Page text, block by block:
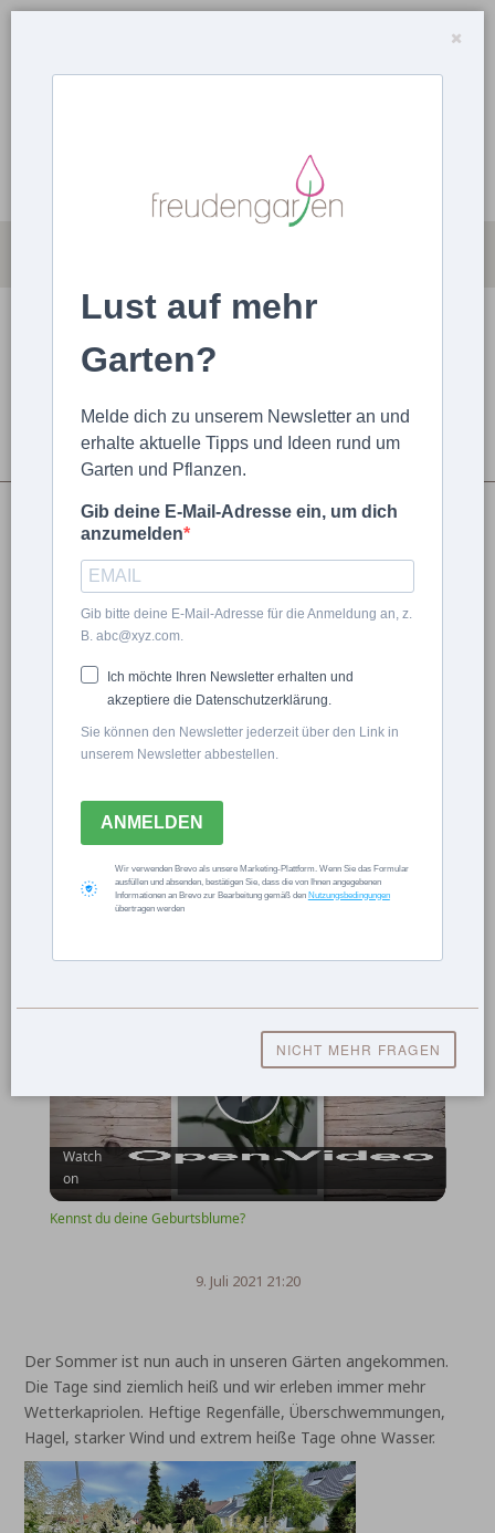
5 Arbeiten für Gärtner
im Juli
ALLGEMEIN
Play
Video
Kennst du deine Geburtsblume?
Watch
on
Kennst du deine Geburtsblume?
9. Juli 2021 21:20
Der Sommer ist nun auch in unseren Gärten angekommen.
Die Tage sind ziemlich heiß und wir erleben immer mehr
Wetterkapriolen. Heftige Regenfälle, Überschwemmungen,
Hagel, starker Wind und extrem heiße Tage ohne Wasser.
Lust auf mehr
Garten?
Melde dich zu unserem Newsletter an und
erhalte aktuelle Tipps und Ideen rund um
Garten und Pflanzen.
Gib deine E-Mail-Adresse ein, um dich
anzumelden
Gib bitte deine E-Mail-Adresse für die Anmeldung an, z.
B. abc@xyz.com.
Ich möchte Ihren Newsletter erhalten und
akzeptiere die Datenschutzerklärung.
Sie können den Newsletter jederzeit über den Link in
unserem Newsletter abbestellen.
ANMELDEN
Wir verwenden Brevo als unsere Marketing-Plattform. Wenn Sie das Formular
ausfüllen und absenden, bestätigen Sie, dass die von Ihnen angegebenen
Informationen an Brevo zur Bearbeitung gemäß den Nutzungsbedingungen
übertragen werden
NICHT MEHR FRAGEN